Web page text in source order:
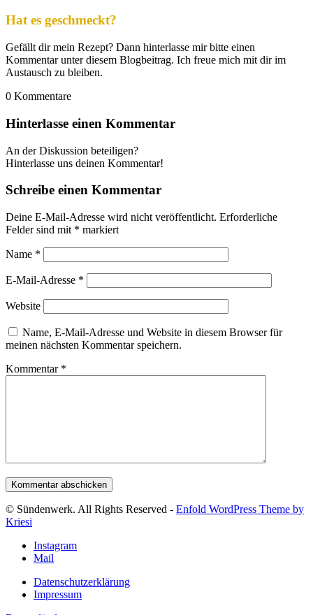
Hat es geschmeckt?
Gefällt dir mein Rezept? Dann hinterlasse mir bitte einen
Kommentar unter diesem Blogbeitrag. Ich freue mich mit dir im
Austausch zu bleiben.
0 Kommentare
Hinterlasse einen Kommentar
An der Diskussion beteiligen?
Hinterlasse uns deinen Kommentar!
Schreibe einen Kommentar
Deine E-Mail-Adresse wird nicht veröffentlicht. Erforderliche
Felder sind mit * markiert
Name *
E-Mail-Adresse *
Website
Name, E-Mail-Adresse und Website in diesem Browser für
meinen nächsten Kommentar speichern.
Kommentar *
© Sündenwerk. All Rights Reserved - Enfold WordPress Theme by
Kriesi
Instagram
Mail
Datenschutzerklärung
Impressum